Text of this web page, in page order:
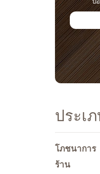
ประเ
โภชนาการ
ร้าน